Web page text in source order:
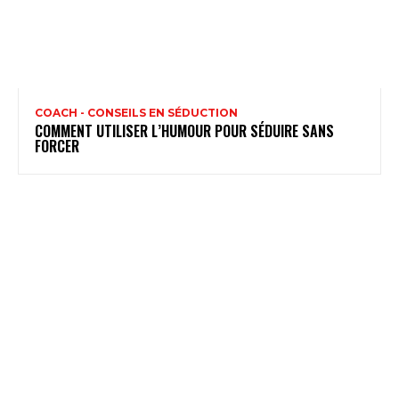
COACH - CONSEILS EN SÉDUCTION
COMMENT UTILISER L’HUMOUR POUR SÉDUIRE SANS
FORCER